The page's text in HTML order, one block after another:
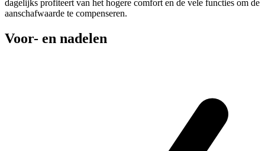
dagelijks profiteert van het hogere comfort en de vele functies om de
aanschafwaarde te compenseren.
Voor- en nadelen